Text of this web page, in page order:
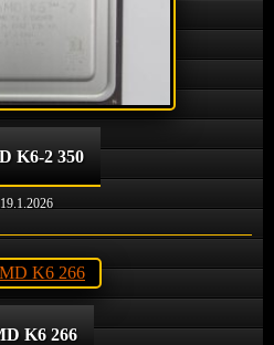
K6-2 350
19.1.2026
K6 266